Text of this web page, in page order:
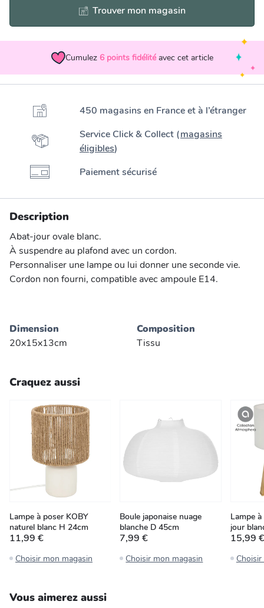
Trouver mon magasin
Cumulez 6 points fidélité avec cet article
450 magasins en France et à l’étranger
Service Click & Collect (magasins
éligibles)
Paiement sécurisé
Description
Abat-jour ovale blanc.
À suspendre au plafond avec un cordon.
Personnaliser une lampe ou lui donner une seconde vie.
Cordon non fourni, compatible avec ampoule E14.
Dimension
20x15x13cm
Composition
Tissu
Craquez aussi
Lampe à poser KOBY
naturel blanc H 24cm
11,99 €
Choisir mon magasin
Boule japonaise nuage
blanche D 45cm
7,99 €
Choisir mon magasin
Lampe
jour
15,99 €
Vous aimerez aussi